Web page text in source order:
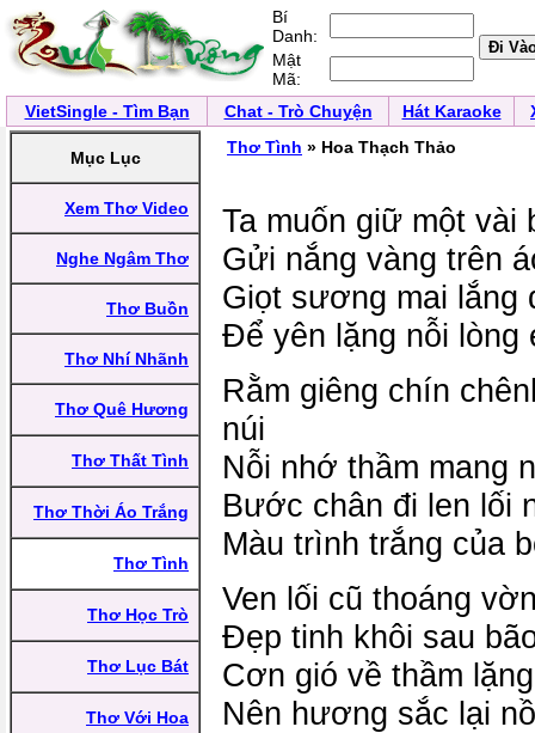
Bí
Danh:
Mật
Mã:
VietSingle - Tìm Bạn
Chat - Trò Chuyện Hát Karaoke
Mục Lục
Xem Thơ Video
Nghe Ngâm Thơ
Thơ Buồn
Thơ Nhí Nhãnh
Thơ Quê Hương
Thơ Thất Tình
Thơ Thời Áo Trắng
Thơ Tình
Thơ Học Trò
Thơ Lục Bát
Thơ Với Hoa
Thơ Tình » Hoa Thạch Thảo
Ta muốn giữ một vài
Gửi nắng vàng trên
Giọt sương mai lắng
Để yên lặng nỗi lòng
Rằm giêng chín
núi
Nỗi nhớ thầm mang
Bước chân đi len lối
Màu trình trắng của
Ven lối cũ thoáng
Đẹp tinh khôi sau
Cơn gió về thầm
Nên hương sắc lại